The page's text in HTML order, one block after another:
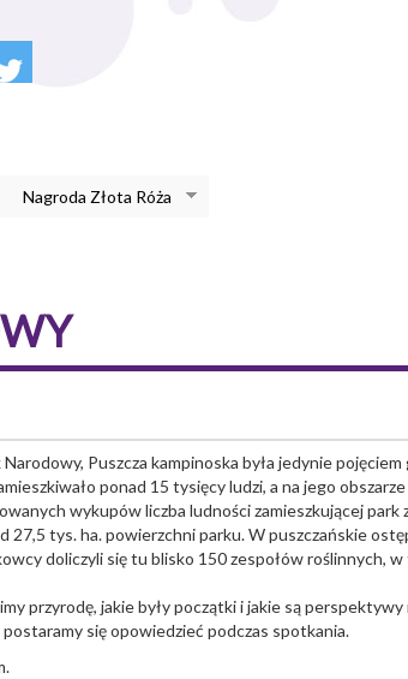
Nagroda Złota Róża
Puszcza kampinoska była jedynie
ponad 15 tysięcy ludzi, a na jego
wykupów liczba ludności zamieszkującej park
27,5 tys. ha. powierzchni parku. W puszczańskie
doliczyli się tu blisko 150 zespołów roślinnych,
przyrodę, jakie były początki i jakie są perspektywy
się opowiedzieć podczas spotkania.